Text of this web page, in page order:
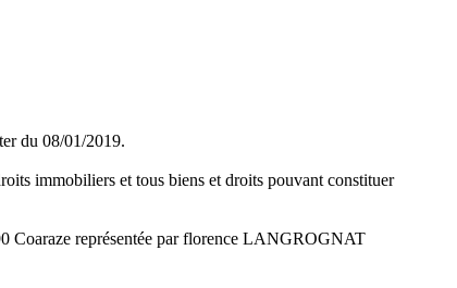
du 08/01/2019.
immobiliers et tous biens et droits pouvant constituer
Coaraze représentée par florence LANGROGNAT